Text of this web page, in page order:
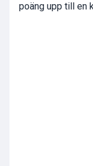
poäng upp till en